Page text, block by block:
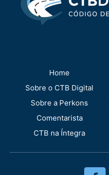
Home
Sobre o CTB Digital
Sobre a Perkons
Comentarista
CTB na Íntegra